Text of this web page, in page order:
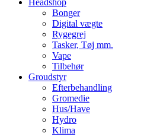
Bonger
Digital vægte
Rygegrej
Tasker, Tøj mm.
Vape
Tilbehør
Groudstyr
Efterbehandling
Gromedie
Hus/Have
Hydro
Klima